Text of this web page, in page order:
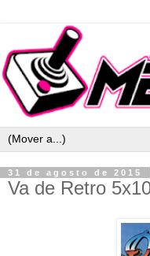
31 de agosto de 2015
Va de Retro